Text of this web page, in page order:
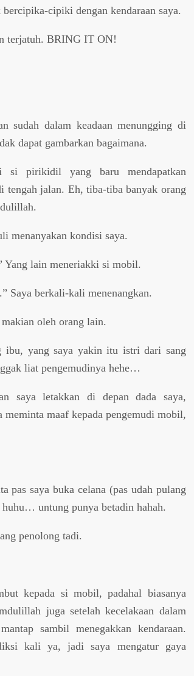
cipiki dengan kendaraan saya.
terjatuh. BRING IT ON!
sudah dalam keadaan menungging di
dapat gambarkan bagaimana.
si pirikidil yang baru mendapatkan
tengah jalan. Eh, tiba-tiba banyak orang
menanyakan kondisi saya.
lain meneriakki si mobil.
Saya berkali-kali menenangkan.
oleh orang lain.
ibu, yang saya yakin itu istri dari sang
liat pengemudinya hehe…
saya letakkan di depan dada saya,
maaf kepada pengemudi mobil,
pas saya buka celana (pas udah pulang
untung punya betadin hahah.
penolong tadi.
kepada si mobil, padahal biasanya
juga setelah kecelakaan dalam
sambil menegakkan kendaraan.
kali ya, jadi saya mengatur gaya